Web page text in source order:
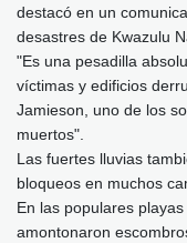
destacó en un
desastres de Kwazulu
"Es una pesadilla
víctimas y edificios
Jamieson, uno de los
muertos".
Las fuertes lluvias
bloqueos en muchos
En las populares
amontonaron